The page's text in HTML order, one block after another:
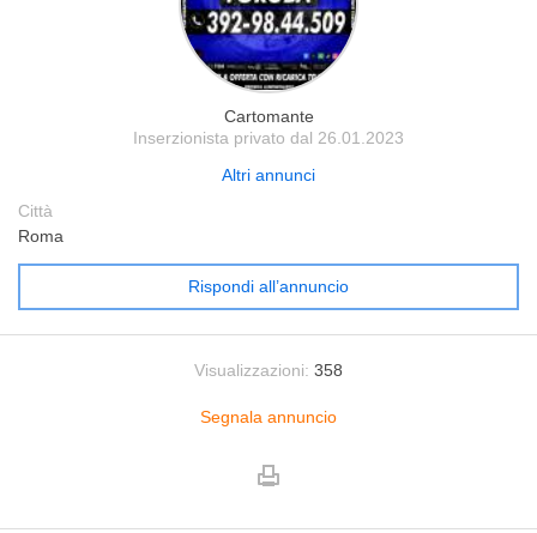
Cartomante
Inserzionista privato dal 26.01.2023
Altri annunci
Città
Roma
Rispondi all’annuncio
Visualizzazioni: 358
Segnala annuncio